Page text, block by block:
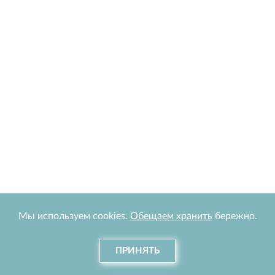
Мы используем cookies. Обещаем хранить бережно.
ПРИНЯТЬ